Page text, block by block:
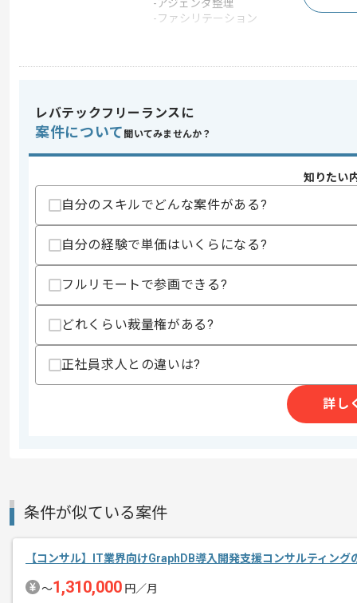
-アジェンダ整理
-ファシリテーション
スキル
・営業やマーケティング部門との連携経
・ドキュメント作成経験
スキルに不安がある方へ
その他募集要項
商談回数
募集人数
1人
複数案件を保有している企業ですので、
新しいアイディアや技術を積極的に導入
スキルアップされたい方、長期的に参
レバテックフリーランスに
案件について 聞いてみませんか？
知りたい
自分のスキルでどんな案件がある?
自分の経験で単価はいくらになる?
フルリモートで参画できる?
どれくらい裁量権がある?
正社員求人との違いは?
詳し
条件が似ている案件
【コンサル】IT業界向けGraphDB導入開発支援コンサルティング
〜1,310,000 円／月